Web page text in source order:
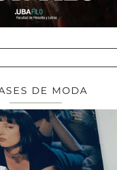
DE MODA